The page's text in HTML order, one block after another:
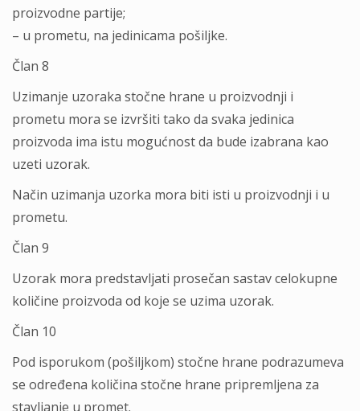
proizvodne partije;
– u prometu, na jedinicama pošiljke.
Član 8
Uzimanje uzoraka stočne hrane u proizvodnji i
prometu mora se izvršiti tako da svaka jedinica
proizvoda ima istu mogućnost da bude izabrana kao
uzeti uzorak.
Način uzimanja uzorka mora biti isti u proizvodnji i u
prometu.
Član 9
Uzorak mora predstavljati prosečan sastav celokupne
količine proizvoda od koje se uzima uzorak.
Član 10
Pod isporukom (pošiljkom) stočne hrane podrazumeva
se određena količina stočne hrane pripremljena za
stavljanje u promet.